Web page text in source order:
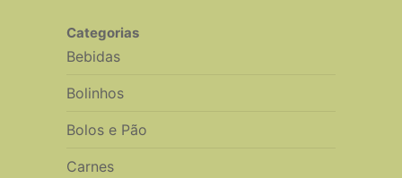
Categorias
Bebidas
Bolinhos
Bolos e Pão
Carnes